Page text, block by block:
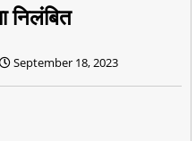
निलंबित
September 18, 2023